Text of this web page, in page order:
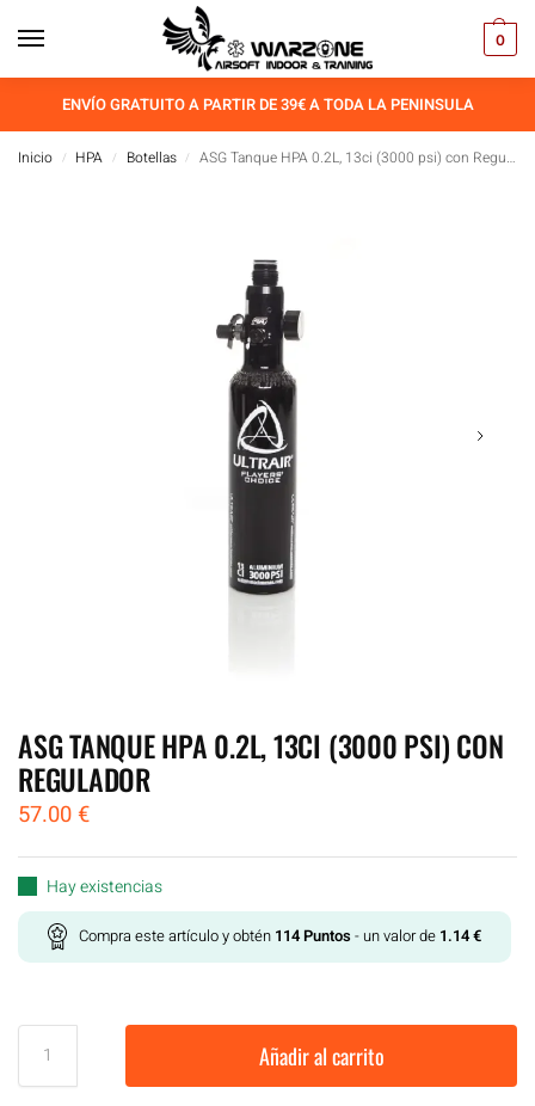
0
ENVÍO GRATUITO A PARTIR DE 39€ A TODA LA PENINSULA
Inicio / HPA / Botellas / ASG Tanque HPA 0.2L, 13ci (3000 psi) con Regulador
ASG TANQUE HPA 0.2L, 13CI (3000 PSI) CON
REGULADOR
57.00€
Hay existencias
Compra este artículo y obtén 114Puntos - un valor de 1.14€
Añadir al carrito